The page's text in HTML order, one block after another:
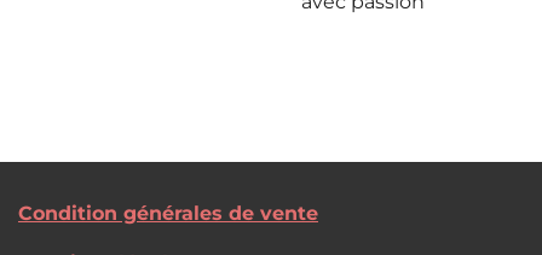
Condition générales de vente